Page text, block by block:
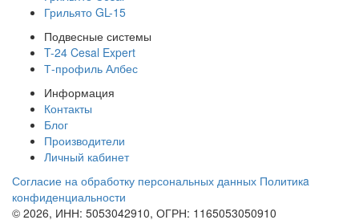
Грильято GL-15
Подвесные системы
T-24 Cesal Expert
Т-профиль Албес
Информация
Контакты
Блог
Производители
Личный кабинет
Согласие на обработку персональных данных Политикa
конфиденциальности
© 2026, ИНН: 5053042910, ОГРН: 1165053050910